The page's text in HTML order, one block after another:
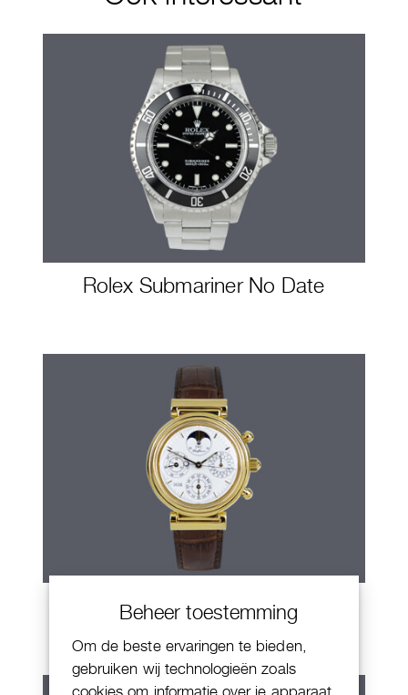
Beheer toestemming
Om de beste ervaringen te bieden,
gebruiken wij technologieën zoals
cookies om informatie over je apparaat
Rolex Submariner No Date
IWC Da Vinci